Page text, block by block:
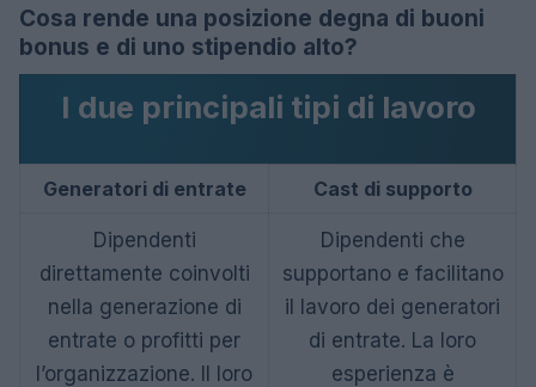
Cosa rende una posizione degna di buoni
bonus e di uno stipendio alto?
I due principali tipi di lavoro
Generatori di entrate Cast di supporto
Dipendenti
direttamente coinvolti
nella generazione di
entrate o profitti per
l’organizzazione. Il loro
Dipendenti che
supportano e facilitano
il lavoro dei generatori
di entrate. La loro
esperienza è